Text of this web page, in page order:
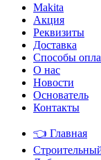
Makita
Акция
Реквизиты
Доставка
Способы
О нас
Новости
Основатель
Контакты
👈 Главная